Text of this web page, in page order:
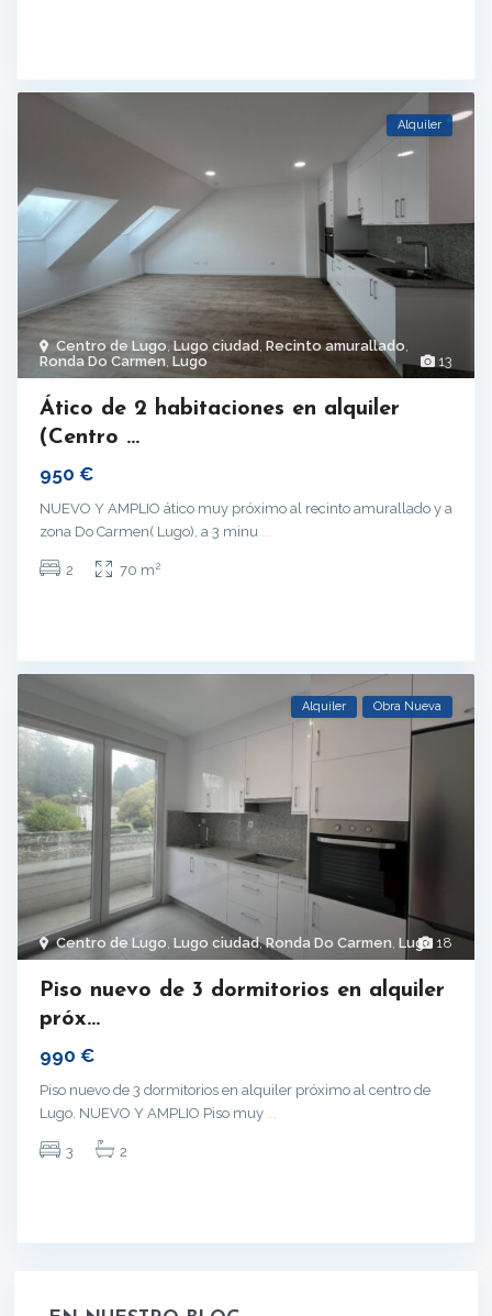
13
Centro de Lugo Lugo ciudad Recinto amurallado
Ronda Do Carmen Lugo
Alquiler
Ático de 2 habitaciones en alquiler
(Centro ...
950 €
NUEVO Y AMPLIO ático muy próximo al recinto amurallado y a
zona Do Carmen( Lugo), a 3 minu
2 70 m2
18
Centro de Lugo Lugo ciudad,Ronda Do Carmen Lugo
Alquiler Obra Nueva
Piso nuevo de 3 dormitorios en alquiler
próx...
990 €
Piso nuevo de 3 dormitorios en alquiler próximo al centro de
Lugo. NUEVO Y AMPLIO Piso muy
3 2